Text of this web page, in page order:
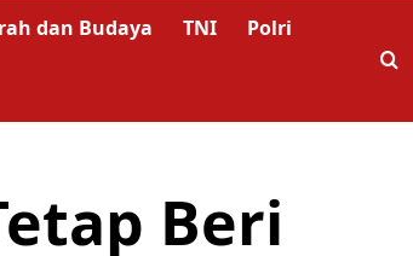
dan Budaya TNI Polri
Beri